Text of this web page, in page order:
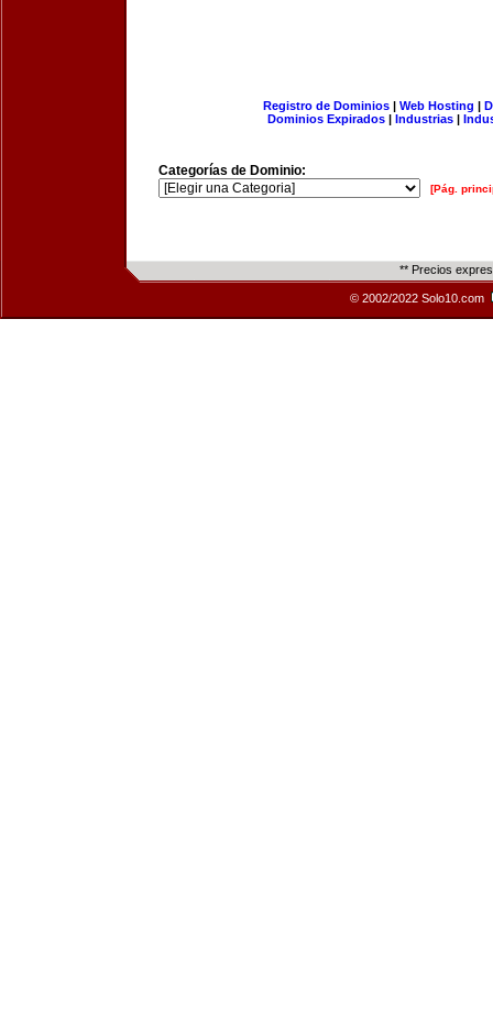
Registro de Dominios| Web Hosting |
Dominios Expirados | Industrias |
Categorías de Dominio:
[Pág.
** Precios
© 2002/2022 Solo10.com